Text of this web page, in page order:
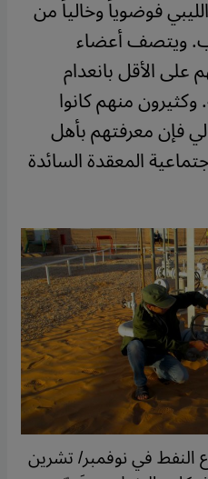
فوضوياً وخالياً من
ويتصف أعضاء
على الأقل بانعدام
وكثيرون منهم كانوا
فإن معرفتهم بأهل
المعقدة السائدة
في نوفمبر/ تشرين